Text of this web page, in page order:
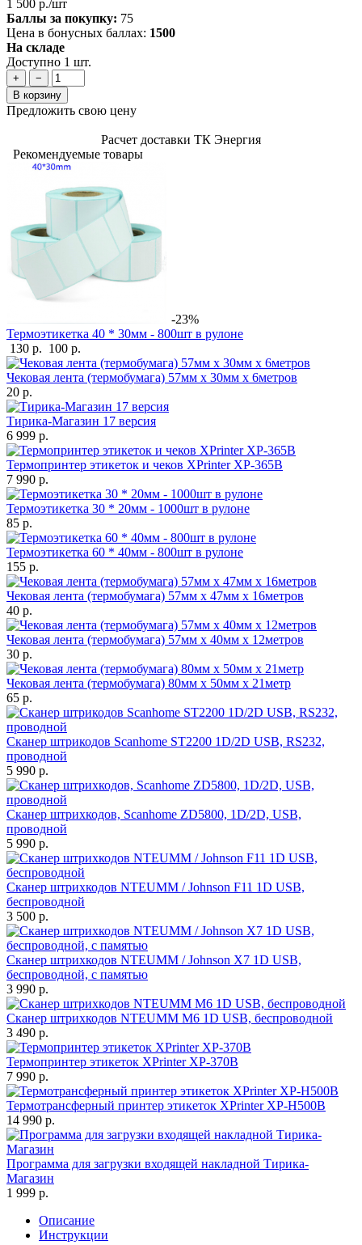
1 500 р./шт
Баллы за покупку: 75
Цена в бонусных баллах: 1500
На складе
Доступно 1 шт.
+
−
В корзину
Предложить свою цену
Расчет доставки ТК Энергия
Рекомендуемые товары
-23%
Термоэтикетка 40 * 30мм - 800шт в рулоне
130 р. 100 р.
Чековая лента (термобумага) 57мм x 30мм х 6метров
20 р.
Тирика-Магазин 17 версия
6 999 р.
Термопринтер этикеток и чеков XPrinter XP-365B
7 990 р.
Термоэтикетка 30 * 20мм - 1000шт в рулоне
85 р.
Термоэтикетка 60 * 40мм - 800шт в рулоне
155 р.
Чековая лента (термобумага) 57мм x 47мм х 16метров
40 р.
Чековая лента (термобумага) 57мм x 40мм х 12метров
30 р.
Чековая лента (термобумага) 80мм x 50мм х 21метр
65 р.
Сканер штрикодов Scanhome ST2200 1D/2D USB, RS232,
проводной
5 990 р.
Сканер штрихкодов, Scanhome ZD5800, 1D/2D, USB,
проводной
5 990 р.
Сканер штрихкодов NTEUMM / Johnson F11 1D USB,
беспроводной
3 500 р.
Сканер штрихкодов NTEUMM / Johnson X7 1D USB,
беспроводной, с памятью
3 990 р.
Сканер штрихкодов NTEUMM M6 1D USB, беспроводной
3 490 р.
Термопринтер этикеток XPrinter XP-370B
7 990 р.
Термотрансферный принтер этикеток XPrinter XP-H500B
14 990 р.
Программа для загрузки входящей накладной Тирика-
Магазин
1 999 р.
Описание
Инструкции